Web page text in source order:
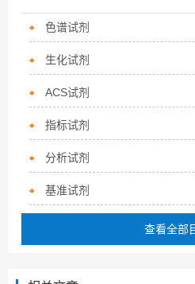
色谱试剂
生化试剂
ACS试剂
指标试剂
分析试剂
基准试剂
查看全部